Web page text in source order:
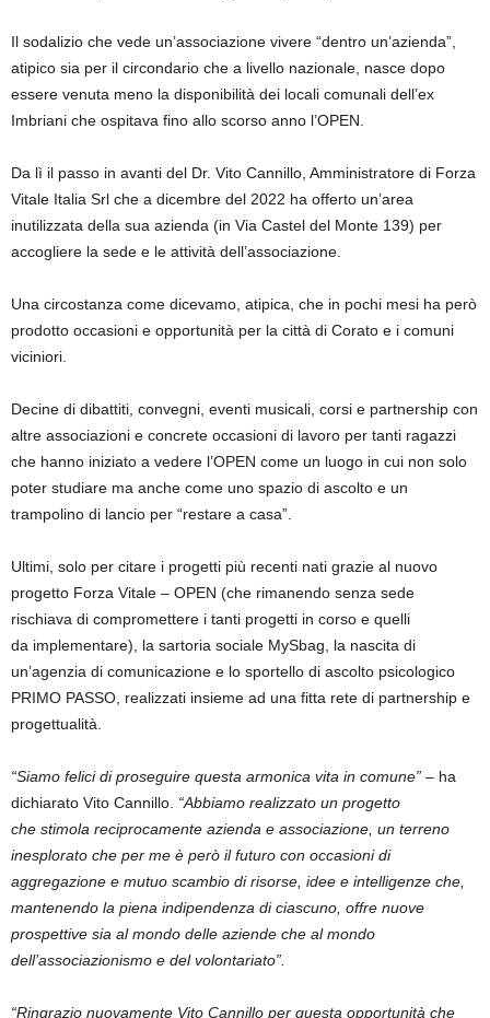
Il sodalizio che vede un’associazione vivere “dentro un’azienda”,
atipico sia per il circondario che a livello nazionale, nasce dopo
essere venuta meno la disponibilità dei locali comunali dell’ex
Imbriani che ospitava fino allo scorso anno l’OPEN.
Da lì il passo in avanti del Dr. Vito Cannillo, Amministratore di Forza
Vitale Italia Srl che a dicembre del 2022 ha offerto un’area
inutilizzata della sua azienda (in Via Castel del Monte 139) per
accogliere la sede e le attività dell’associazione.
Una circostanza come dicevamo, atipica, che in pochi mesi ha però
prodotto occasioni e opportunità per la città di Corato e i comuni
viciniori.
Decine di dibattiti, convegni, eventi musicali, corsi e partnership con
altre associazioni e concrete occasioni di lavoro per tanti ragazzi
che hanno iniziato a vedere l’OPEN come un luogo in cui non solo
poter studiare ma anche come uno spazio di ascolto e un
trampolino di lancio per “restare a casa”.
Ultimi, solo per citare i progetti più recenti nati grazie al nuovo
progetto Forza Vitale – OPEN (che rimanendo senza sede
rischiava di compromettere i tanti progetti in corso e quelli
da implementare), la sartoria sociale MySbag, la nascita di
un’agenzia di comunicazione e lo sportello di ascolto psicologico
PRIMO PASSO, realizzati insieme ad una fitta rete di partnership e
progettualità.
“Siamo felici di proseguire questa armonica vita in comune” – ha
dichiarato Vito Cannillo. “Abbiamo realizzato un progetto
che stimola reciprocamente azienda e associazione, un terreno
inesplorato che per me è però il futuro con occasioni di
aggregazione e mutuo scambio di risorse, idee e intelligenze che,
mantenendo la piena indipendenza di ciascuno, offre nuove
prospettive sia al mondo delle aziende che al mondo
dell’associazionismo e del volontariato”.
“Ringrazio nuovamente Vito Cannillo per questa opportunità che